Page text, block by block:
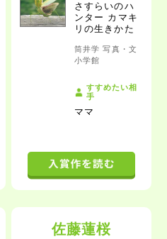
さすらいのハ
ンター カマキ
リの生きかた
筒井学 写真・文
小学館
すすめたい相
手
ママ
佐藤蓮桜